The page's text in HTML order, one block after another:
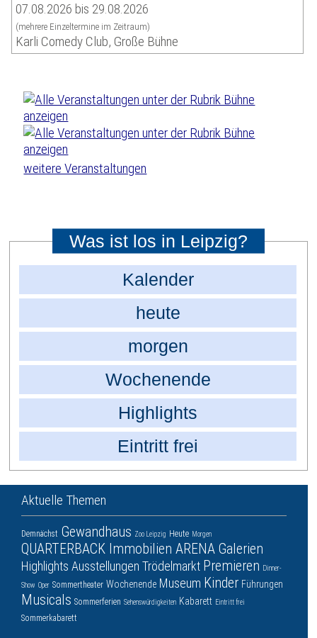
07.08.2026 bis 29.08.2026
(mehrere Einzeltermine im Zeitraum)
Karli Comedy Club, Große Bühne
weitere Veranstaltungen
Was ist los in Leipzig?
Kalender
heute
morgen
Wochenende
Highlights
Eintritt frei
Aktuelle Themen
Demnächst Gewandhaus Zoo Leipzig Heute Morgen
QUARTERBACK Immobilien ARENA Galerien
Highlights Ausstellungen Trödelmarkt Premieren Dinner-
Show Oper Sommertheater Wochenende Museum Kinder Führungen
Musicals Sommerferien Sehenswürdigkeiten Kabarett Eintritt frei
Sommerkabarett